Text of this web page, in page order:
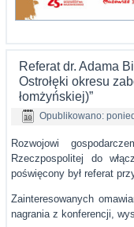
Referat dr. Adama
Ostrołęki okresu
łomżyńskiej)”
Opublikowano:
Rozwojowi
Rzeczpospolitej do
poświęcony był referat
Zainteresowanych
nagrania z konferencji,